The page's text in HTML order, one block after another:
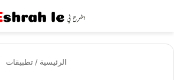
الرئيسية / تطبيقات